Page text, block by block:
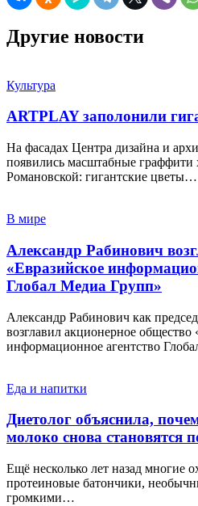
Другие новости
Культура
ARTPLAY заполонили
На фасадах Центра дизайна и
появились масштабные
Романовской: гигантские цветы…
В мире
Александр Рабинович
«Евразийское
Глобал Медиа Групп»
Александр Рабинович как
возглавил акционерное общество
информационное агентство
Еда и напитки
Диетолог объяснила,
молоко снова становятся
Ещё несколько лет назад многие
протеиновые батончики,
громкими…